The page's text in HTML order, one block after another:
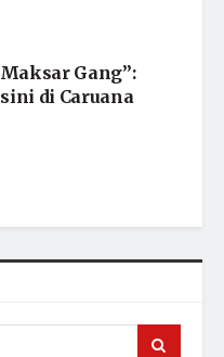
Gang”:
di Caruana